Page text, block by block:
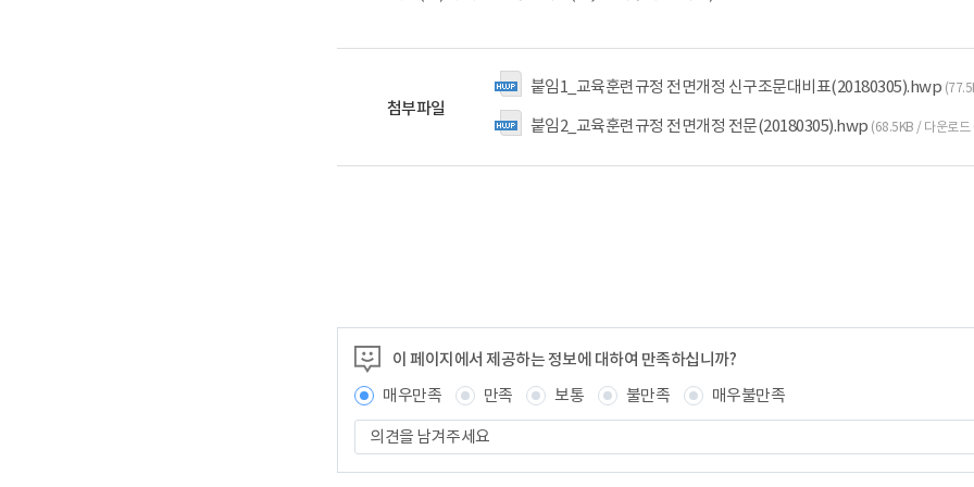
첨부파일
붙임1_교육훈련규정 전면개정 신구조문대비표(20180305).hwp
붙임2_교육훈련규정 전면개정 전문(20180305).hwp (68.5KB / 다운로드
이 페이지에서 제공하는 정보에 대하여 만족하십니까?
매우만족
만족 보통 불만족
매우불만족
견
을